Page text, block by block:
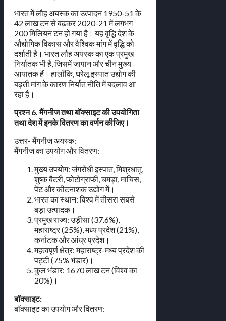
भारत में लौह अयस्क का उत्पादन 1950-51 के
42 लाख टन से बढ़कर 2020-21 में लगभग
200 मिलियन टन हो गया है। यह वृद्धि देश के
औद्योगिक विकास और वैश्विक मांग में वृद्धि को
दर्शाती है। भारत लौह अयस्क का एक प्रमुख
निर्यातक भी है, जिसमें जापान और चीन मुख्य
आयातक हैं। हालाँकि, घरेलू इस्पात उद्योग की
बढ़ती मांग के कारण निर्यात नीति में बदलाव आ
रहा है।
प्रश्न 6. मैंगनीज तथा बॉक्साइट की उपयोगिता
तथा देश में इनके वितरण का वर्णन कीजिए।
उत्तर- मैंगनीज अयस्क:
मैंगनीज का उपयोग और वितरण:
मुख्य उपयोग: जंगरोधी इस्पात, मिश्रधातु,
शुष्क बैटरी, फोटोग्राफी, चमड़ा, माचिस,
पेंट और कीटनाशक उद्योग में।
भारत का स्थान: विश्व में तीसरा सबसे
बड़ा उत्पादक।
प्रमुख राज्य: उड़ीसा (37.6%),
महाराष्ट्र (25%), मध्य प्रदेश (21%),
कर्नाटक और आंध्र प्रदेश।
महत्वपूर्ण क्षेत्र: महाराष्ट्र-मध्य प्रदेश की
पट्टी (75% भंडार)।
कुल भंडार: 1670 लाख टन (विश्व का
20%)।
बॉक्साइट:
बॉक्साइट का उपयोग और वितरण: